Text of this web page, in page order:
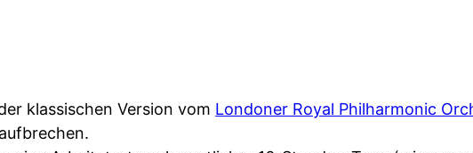
klassischen Version vom Londoner Royal Philharmonic